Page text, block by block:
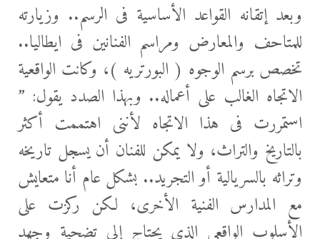
وبعد إتقانه القواعد الأساسية فى الرسم.. وزيارته
للمتاحف والمعارض ومراسم الفنانين فى ايطاليا..
تخصص برسم الوجوه ( البورتريه )، وكانت الواقعية
الاتجاه الغالب على أعماله.. وبهذا الصدد يقول: ”
استمررت فى هذا الاتجاه لأننى اهتممت أكثر
بالتاريخ والتراث، ولا يمكن للفنان أن يسجل تاريخه
وتراثه بالسريالية أو التجريد.. بشكل عام أنا متعايش
مع المدارس الفنية الأخرى، لكن ركزت على
الأسلوب الواقعى الذى يحتاج إلى تضحية وجهد